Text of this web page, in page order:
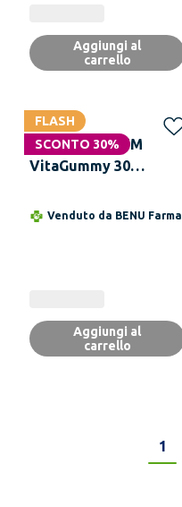
Aggiungi al
carrello
FLASH
SCONTO 30%
MULTICENTRUM
VitaGummy 30
Venduto da BENU Farma
Aggiungi al
carrello
1